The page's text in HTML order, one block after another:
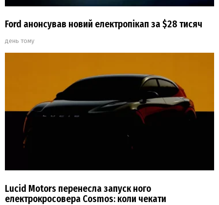
Ford анонсував новий електропікап за $28 тисяч
день тому
Lucid Motors перенесла запуск ного
електрокросовера Cosmos: коли чекати